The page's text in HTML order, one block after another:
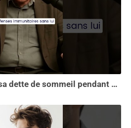
Comment il regrette sa dette de sommeil pendant 30 ans.